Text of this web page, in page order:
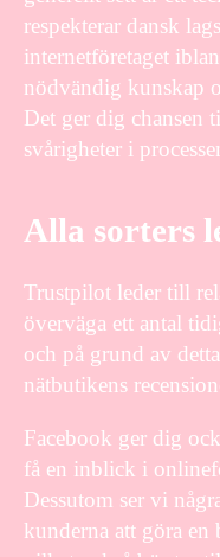
respekterar dansk
internetföretaget
nödvändig kunskap
Det ger dig chansen
svårigheter i
Alla sorters
Trustpilot leder till
överväga ett antal
och på grund av
nätbutikens
Facebook ger dig
få en inblick i
Dessutom ser vi
kunderna att göra